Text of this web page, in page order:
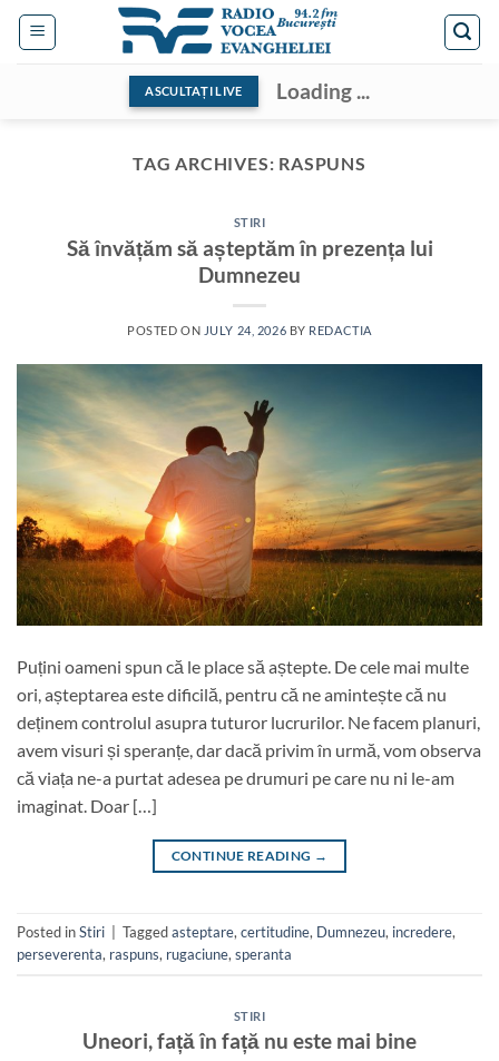
Skip
ASCULTAȚI LIVE Loading ...
TAG ARCHIVES: RASPUNS
STIRI
Să învățăm să așteptăm în prezența lui
Dumnezeu
POSTED ON JULY 24, 2026 BY REDACTIA
Puțini oameni spun că le place să aștepte. De cele mai multe
ori, așteptarea este dificilă, pentru că ne amintește că nu
deținem controlul asupra tuturor lucrurilor. Ne facem planuri,
avem visuri și speranțe, dar dacă privim în urmă, vom observa
că viața ne-a purtat adesea pe drumuri pe care nu ni le-am
imaginat. Doar […]
CONTINUE READING →
Posted inStiri Taggedasteptare, certitudine, Dumnezeu, incredere,
perseverenta, raspuns, rugaciune, speranta
STIRI
Uneori, față în față nu este mai bine